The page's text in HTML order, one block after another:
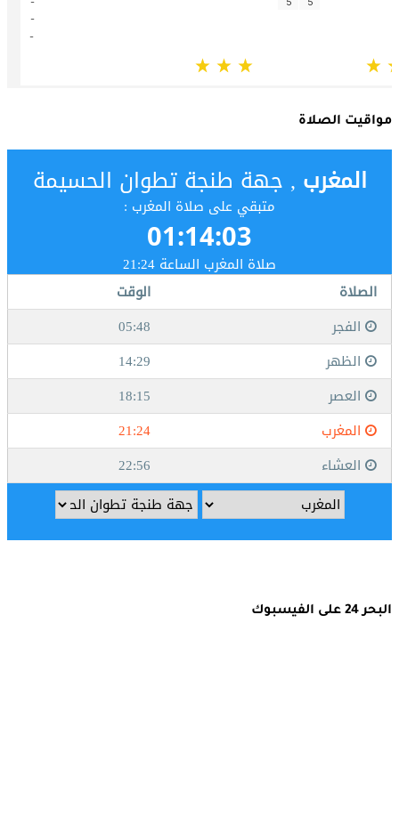
مواقيت الصلاة
البحر 24 على الفيسبوك